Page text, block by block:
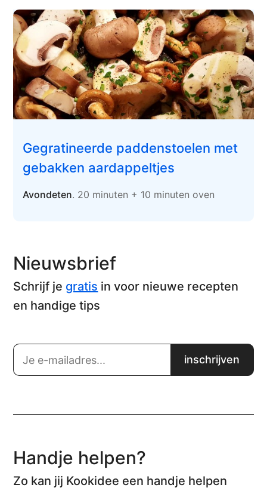
Gegratineerde paddenstoelen met
gebakken aardappeltjes
Avondeten. 20 minuten + 10 minuten oven
Nieuwsbrief
Schrijf je gratis in voor nieuwe recepten
en handige tips
Handje helpen?
Zo kan jij Kookidee een handje helpen